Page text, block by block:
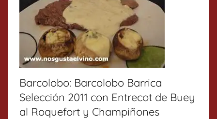
Barcolobo: Barcolobo Barrica
Selección 2011 con Entrecot de Buey
al Roquefort y Champiñones